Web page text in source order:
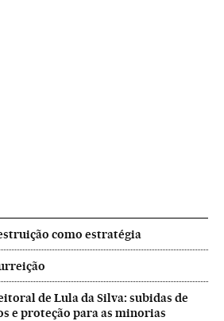
como estratégia
de Lula da Silva: subidas de
e proteção para as minorias